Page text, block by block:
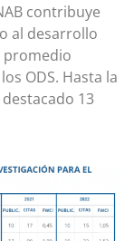
contribuye
al desarrollo
promedio
ODS. Hasta la
13